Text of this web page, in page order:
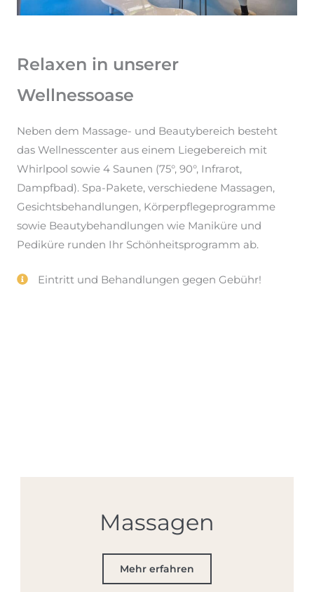
Relaxen in unserer
Wellnessoase
Neben dem Massage- und Beautybereich besteht
das Wellnesscenter aus einem Liegebereich mit
Whirlpool sowie 4 Saunen (75°, 90°, Infrarot,
Dampfbad). Spa-Pakete, verschiedene Massagen,
Gesichts­behandlungen, Körperpflege­programme
sowie Beauty­behandlungen wie Maniküre und
Pediküre runden Ihr Schönheit­sprogramm ab.
Eintritt und Behandlungen gegen Gebühr!
Massagen
Mehr erfahren